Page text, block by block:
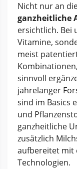
Nicht nur an
ganzheitliche
ersichtlich. Bei
Vitamine,
meist
sinnvoll
jahrelanger
sind im Basics
und
ganzheitliche
zusätzlich
aufbereitet mit
Technologien.